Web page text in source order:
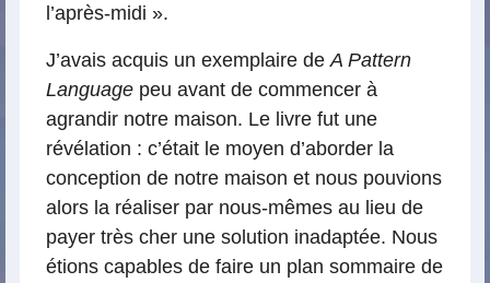
l’après-midi ».
J’avais acquis un exemplaire de A Pattern
Language peu avant de commencer à
agrandir notre maison. Le livre fut une
révélation : c’était le moyen d’aborder la
conception de notre maison et nous pouvions
alors la réaliser par nous-mêmes au lieu de
payer très cher une solution inadaptée. Nous
étions capables de faire un plan sommaire de